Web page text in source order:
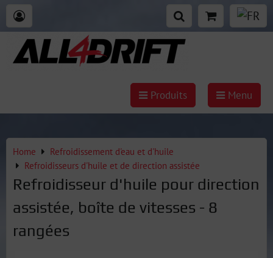
Produits Menu
Home
Refroidissement d'eau et d'huile
Refroidisseurs d'huile et de direction assistée
Refroidisseur d'huile pour direction
assistée, boîte de vitesses - 8
rangées